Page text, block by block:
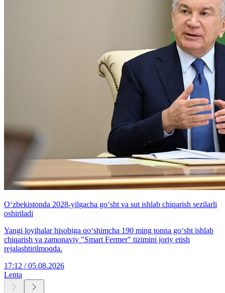
O‘zbekistonda 2028-yilgacha go‘sht va sut ishlab chiqarish sezilarli
oshiriladi
Yangi loyihalar hisobiga qo‘shimcha 190 ming tonna go‘sht ishlab
chiqarish va zamonaviy "Smart Fermer" tizimini joriy etish
rejalashtirilmoqda.
17:12 / 05.08.2026
Lenta